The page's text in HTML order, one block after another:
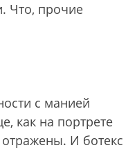
Что, прочие
с манией
как на портрете
И ботекс